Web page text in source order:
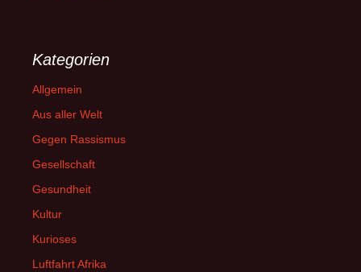
Kategorien
Allgemein
Aus aller Welt
Gegen Rassismus
Gesellschaft
Gesundheit
Kultur
Kurioses
Luftfahrt Afrika